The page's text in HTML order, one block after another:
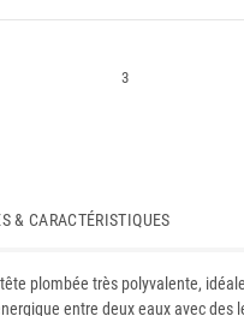
3
& CARACTÉRISTIQUES
plombée très polyvalente,
entre deux eaux avec des